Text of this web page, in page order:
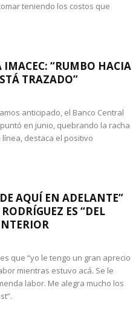
teniendo los costos que
“RUMBO HACIA
TRAZADO”
anticipado, el Banco Central
en junio, quebrando la racha
destaca el positivo
AQUÍ EN ADELANTE”
ES “DEL
que “yo le tengo un gran aprecio
mientras estuvo acá. Se le
labor. Me alegra mucho los